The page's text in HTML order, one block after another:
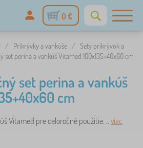
0 €
/ Prikrývky a vankúše / Sety prikrývok a
set perina a vankúš Vitamed 100x135+40x60 cm
set perina a vankúš
cm
Vitamed pre celoročné použitie. .. viac